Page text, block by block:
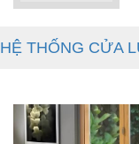
HỆ THỐNG CỬA